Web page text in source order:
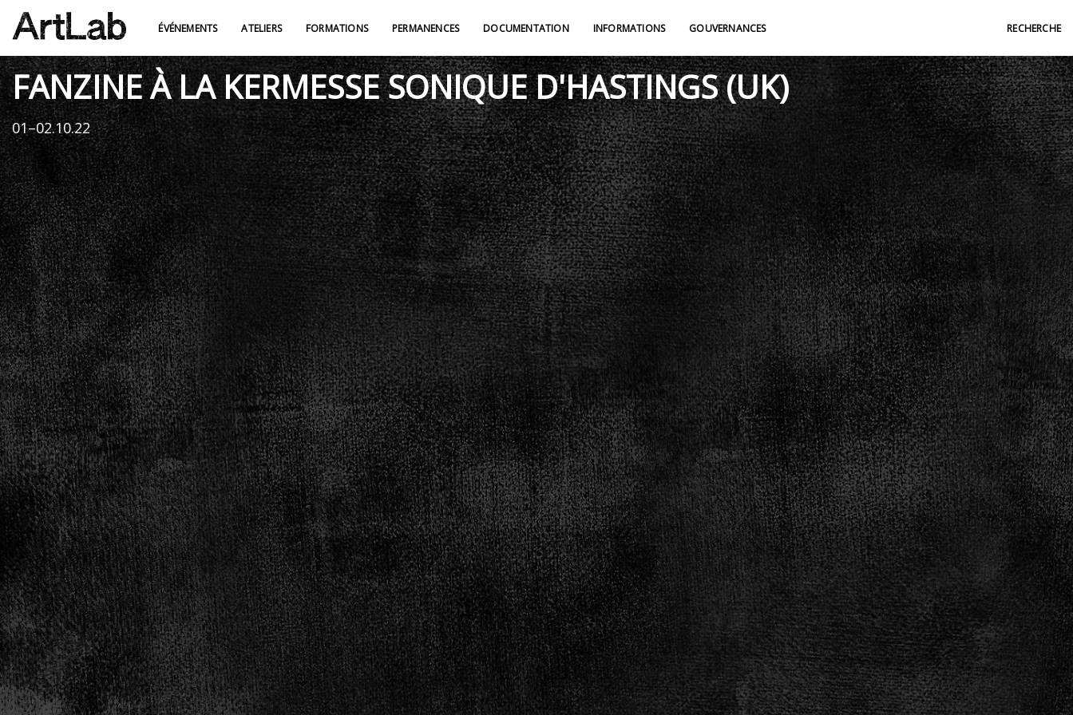
ÉVÉNEMENTS ATELIERS FORMATIONS PERMANENCES DOCUMENTATION INFORMATIONS GOUVERNANCES RECHERCHE
FANZINE À LA KERMESSE SONIQUE D'HASTINGS (UK)
01–02.10.22